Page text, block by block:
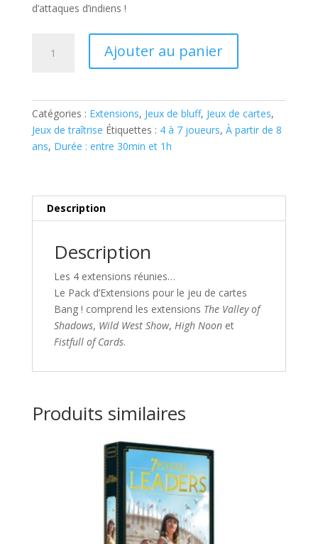
d’attaques d’indiens !
PACK
D’EXTENSIONS
Ajouter au panier
Catégories : Extensions, Jeux de bluff, Jeux de cartes,
Jeux de traîtrise Étiquettes : 4 à 7 joueurs, À partir de 8
ans, Durée : entre 30min et 1h
Description
Description
Les 4 extensions réunies…
Le Pack d’Extensions pour le jeu de cartes
Bang ! comprend les extensions The Valley of
Shadows, Wild West Show, High Noonet
Fistfull of Cards.
Produits similaires